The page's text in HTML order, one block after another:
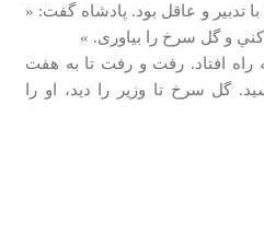
تدبير و عاقل بود. پادشاه گفت: «
كني و گل سرخ را بياوری. »
راه افتاد. رفت و رفت تا به هفت
گل سرخ تا وزير را ديد، او را